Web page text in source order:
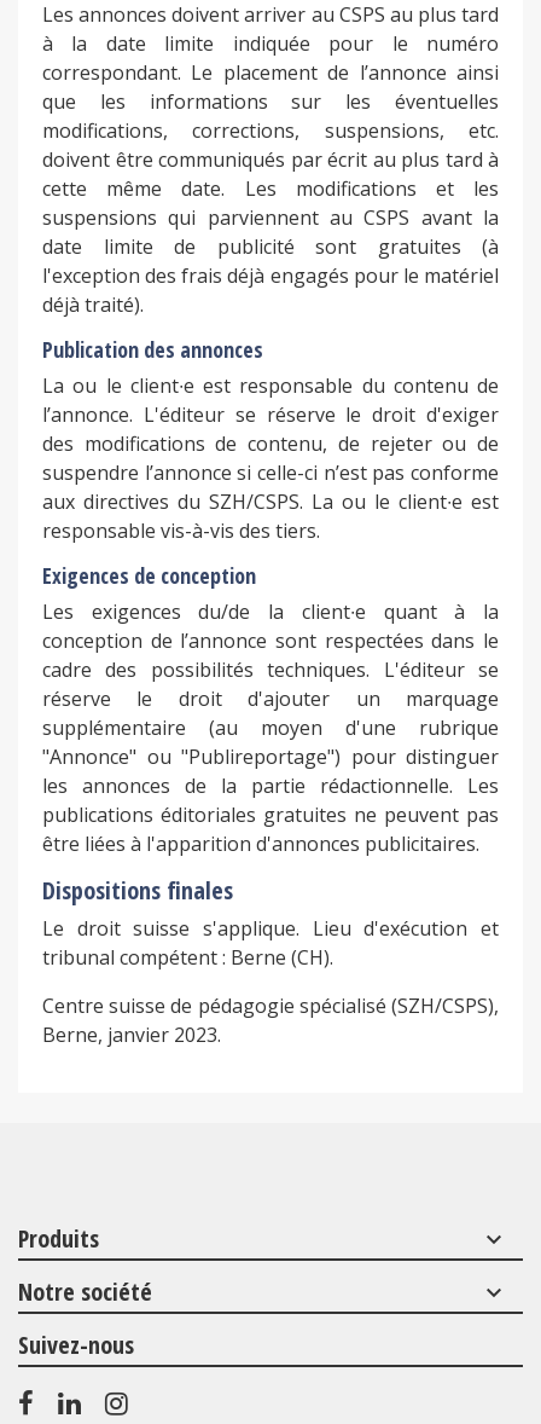
Les annonces doivent arriver au CSPS au plus tard
à la date limite indiquée pour le numéro
correspondant. Le placement de l’annonce ainsi
que les informations sur les éventuelles
modifications, corrections, suspensions, etc.
doivent être communiqués par écrit au plus tard à
cette même date. Les modifications et les
suspensions qui parviennent au CSPS avant la
date limite de publicité sont gratuites (à
l'exception des frais déjà engagés pour le matériel
déjà traité).
Publication des annonces
La ou le client∙e est responsable du contenu de
l’annonce. L'éditeur se réserve le droit d'exiger
des modifications de contenu, de rejeter ou de
suspendre l’annonce si celle-ci n’est pas conforme
aux directives du SZH/CSPS. La ou le client∙e est
responsable vis-à-vis des tiers.
Exigences de conception
Les exigences du/de la client∙e quant à la
conception de l’annonce sont respectées dans le
cadre des possibilités techniques. L'éditeur se
réserve le droit d'ajouter un marquage
supplémentaire (au moyen d'une rubrique
"Annonce" ou "Publireportage") pour distinguer
les annonces de la partie rédactionnelle. Les
publications éditoriales gratuites ne peuvent pas
être liées à l'apparition d'annonces publicitaires.
Dispositions finales
Le droit suisse s'applique. Lieu d'exécution et
tribunal compétent : Berne (CH).
Centre suisse de pédagogie spécialisé (SZH/CSPS),
Berne, janvier 2023.
Produits keyboard_arrow_down
Notre société keyboard_arrow_down
Suivez-nous